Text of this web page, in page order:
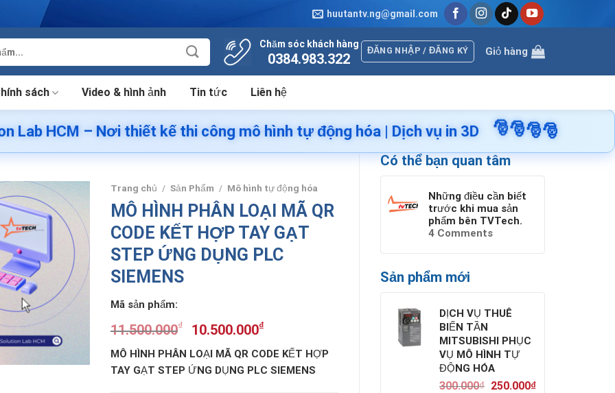
huutantv.ng@gmail.com
Chăm sóc khách hàng
0384.983.322
ĐĂNG NHẬP / ĐĂNG KÝ Giỏ hàng
sách Video & hình ảnh Tin tức Liên hệ
– Nơi thiết kế thi công mô hình tự động hóa | Dịch vụ in 3D 🎅🎅🎅🎅
Có thể bạn quan tâm
Những điều cần biết
trước khi mua sản
phẩm bên TVTech.
4 Comments
Sản phẩm mới
DỊCH VỤ THUÊ
BIẾN TẦN
MITSUBISHI PHỤC
VỤ MÔ HÌNH TỰ
ĐỘNG HÓA
300.000₫ 250.000₫
Trang chủ / Sản Phẩm / Mô hình tự động hóa
MÔ HÌNH PHÂN LOẠI MÃ QR
CODE KẾT HỢP TAY GẠT
STEP ỨNG DỤNG PLC
SIEMENS
Mã sản phẩm:
11.500.000₫ 10.500.000₫
MÔ HÌNH PHÂN LOẠI MÃ QR CODE KẾT HỢP
TAY GẠT STEP ỨNG DỤNG PLC SIEMENS